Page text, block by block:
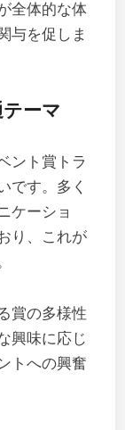
全体的な体
与を促しま
ーマ
ント賞トラ
です。多く
ケーショ
り、これが
賞の多様性
興味に応じ
トへの興奮